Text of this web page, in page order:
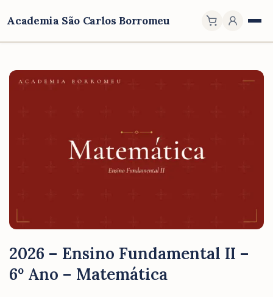
Academia São Carlos Borromeu
2026 – Ensino Fundamental II –
6º Ano – Matemática